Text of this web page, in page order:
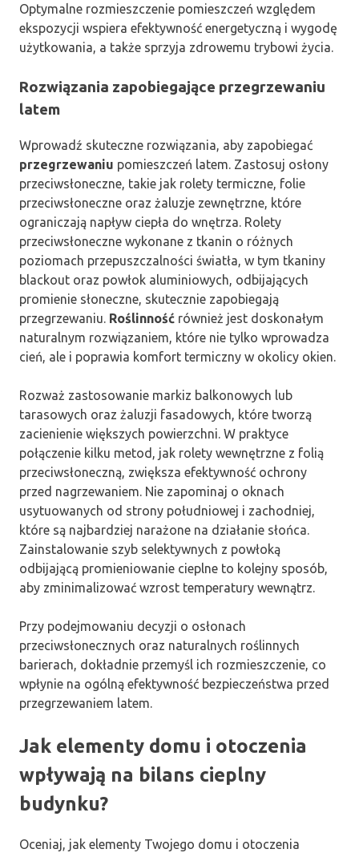
Optymalne rozmieszczenie pomieszczeń względem
ekspozycji wspiera efektywność energetyczną i wygodę
użytkowania, a także sprzyja zdrowemu trybowi życia.
Rozwiązania zapobiegające przegrzewaniu
latem
Wprowadź skuteczne rozwiązania, aby zapobiegać
przegrzewaniu pomieszczeń latem. Zastosuj osłony
przeciwsłoneczne, takie jak rolety termiczne, folie
przeciwsłoneczne oraz żaluzje zewnętrzne, które
ograniczają napływ ciepła do wnętrza. Rolety
przeciwsłoneczne wykonane z tkanin o różnych
poziomach przepuszczalności światła, w tym tkaniny
blackout oraz powłok aluminiowych, odbijających
promienie słoneczne, skutecznie zapobiegają
przegrzewaniu. Roślinność również jest doskonałym
naturalnym rozwiązaniem, które nie tylko wprowadza
cień, ale i poprawia komfort termiczny w okolicy okien.
Rozważ zastosowanie markiz balkonowych lub
tarasowych oraz żaluzji fasadowych, które tworzą
zacienienie większych powierzchni. W praktyce
połączenie kilku metod, jak rolety wewnętrzne z folią
przeciwsłoneczną, zwiększa efektywność ochrony
przed nagrzewaniem. Nie zapominaj o oknach
usytuowanych od strony południowej i zachodniej,
które są najbardziej narażone na działanie słońca.
Zainstalowanie szyb selektywnych z powłoką
odbijającą promieniowanie cieplne to kolejny sposób,
aby zminimalizować wzrost temperatury wewnątrz.
Przy podejmowaniu decyzji o osłonach
przeciwsłonecznych oraz naturalnych roślinnych
barierach, dokładnie przemyśl ich rozmieszczenie, co
wpłynie na ogólną efektywność bezpieczeństwa przed
przegrzewaniem latem.
Jak elementy domu i otoczenia
wpływają na bilans cieplny
budynku?
Oceniaj, jak elementy Twojego domu i otoczenia